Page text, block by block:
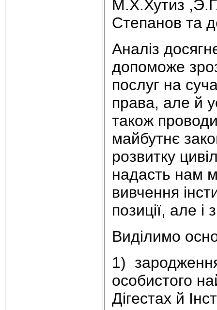
М.Х.Хутиз
Степанов та
Аналіз
допоможе
послуг на
права, але й
також
майбутнє
розвитку
надасть нам
вивчення
позиції, але і
Виділимо
1)
особистого
Дігестах й